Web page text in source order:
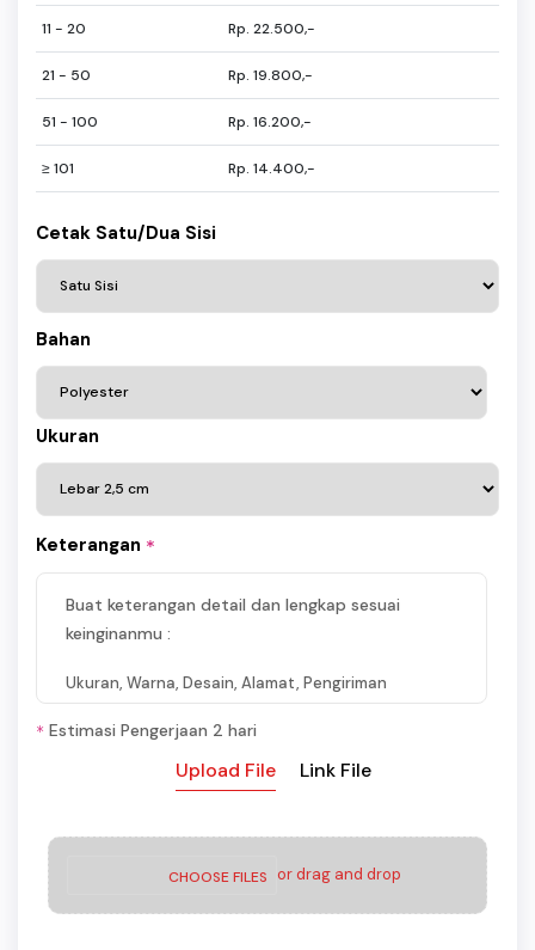
11 - 20 Rp. 22.500,-
21 - 50 Rp. 19.800,-
51 - 100 Rp. 16.200,-
≥ 101 Rp. 14.400,-
Cetak Satu/Dua Sisi
Bahan
Ukuran
Keterangan *
Buat keterangan detail dan lengkap sesuai
keinginanmu :
Ukuran, Warna, Desain, Alamat, Pengiriman
* Estimasi Pengerjaan 2 hari
Upload File Link File
CHOOSE FILES or drag and drop